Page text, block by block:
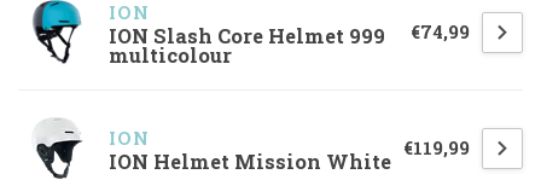
ION
ION Slash Core Helmet 999
multicolour
€74,99
ION
ION Helmet Mission White
€119,99